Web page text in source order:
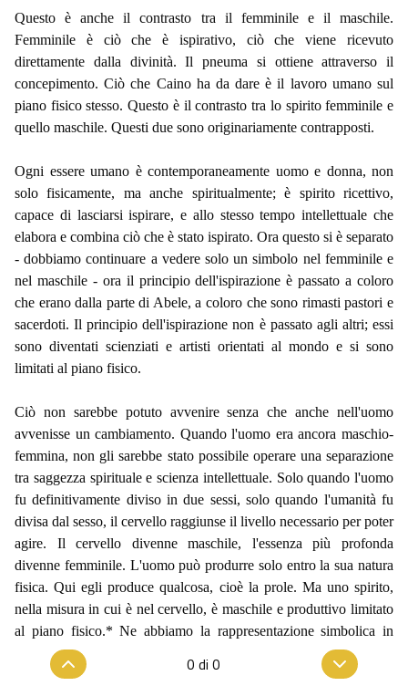
Questo è anche il contrasto tra il femminile e il maschile.
Femminile è ciò che è ispirativo, ciò che viene ricevuto
direttamente dalla divinità. Il pneuma si ottiene attraverso il
concepimento. Ciò che Caino ha da dare è il lavoro umano sul
piano fisico stesso. Questo è il contrasto tra lo spirito femminile e
quello maschile. Questi due sono originariamente contrapposti.
Ogni essere umano è contemporaneamente uomo e donna, non
solo fisicamente, ma anche spiritualmente; è spirito ricettivo,
capace di lasciarsi ispirare, e allo stesso tempo intellettuale che
elabora e combina ciò che è stato ispirato. Ora questo si è separato
- dobbiamo continuare a vedere solo un simbolo nel femminile e
nel maschile - ora il principio dell'ispirazione è passato a coloro
che erano dalla parte di Abele, a coloro che sono rimasti pastori e
sacerdoti. Il principio dell'ispirazione non è passato agli altri; essi
sono diventati scienziati e artisti orientati al mondo e si sono
limitati al piano fisico.
Ciò non sarebbe potuto avvenire senza che anche nell'uomo
avvenisse un cambiamento. Quando l'uomo era ancora maschio-
femmina, non gli sarebbe stato possibile operare una separazione
tra saggezza spirituale e scienza intellettuale. Solo quando l'uomo
fu definitivamente diviso in due sessi, solo quando l'umanità fu
divisa dal sesso, il cervello raggiunse il livello necessario per poter
agire. Il cervello divenne maschile, l'essenza più profonda
divenne femminile. L'uomo può produrre solo entro la sua natura
fisica. Qui egli produce qualcosa, cioè la prole. Ma uno spirito,
nella misura in cui è nel cervello, è maschile e produttivo limitato
al piano fisico.* Ne abbiamo la rappresentazione simbolica in
Caino e Abele.
0 di0